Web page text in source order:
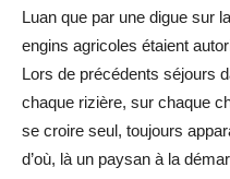
Luan que par une digue sur
engins agricoles étaient
Lors de précédents séjours
chaque rizière, sur chaque
se croire seul, toujours
d’où, là un paysan à la